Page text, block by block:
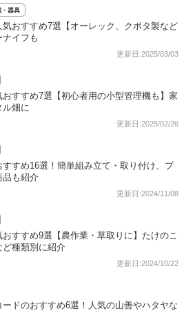
・器具
気おすすめ7選【オーレック、クボタ製など
イフも
更新日:2025/03/03
おすすめ7選【初心者用の小型管理機も】家
ル畑に
更新日:2025/02/26
すすめ16選！簡単組み立て・取り付け、プ
品も紹介
更新日:2024/11/08
すすめ9選【農作業・草取りに】たけのこ
種類別に紹介
更新日:2024/10/22
ードのおすすめ6選！人気の山善やハタヤな